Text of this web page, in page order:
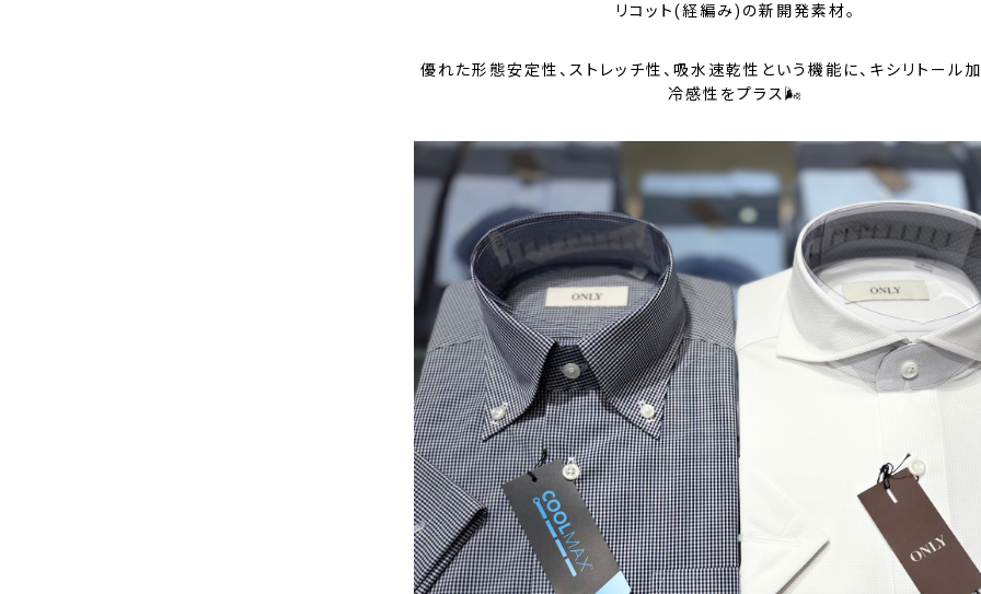
リコット(経編み)の新開発素材。
優れた形態安定性、ストレッチ性、吸水速乾性という機能に、キシリトール
冷感性をプラス🌬